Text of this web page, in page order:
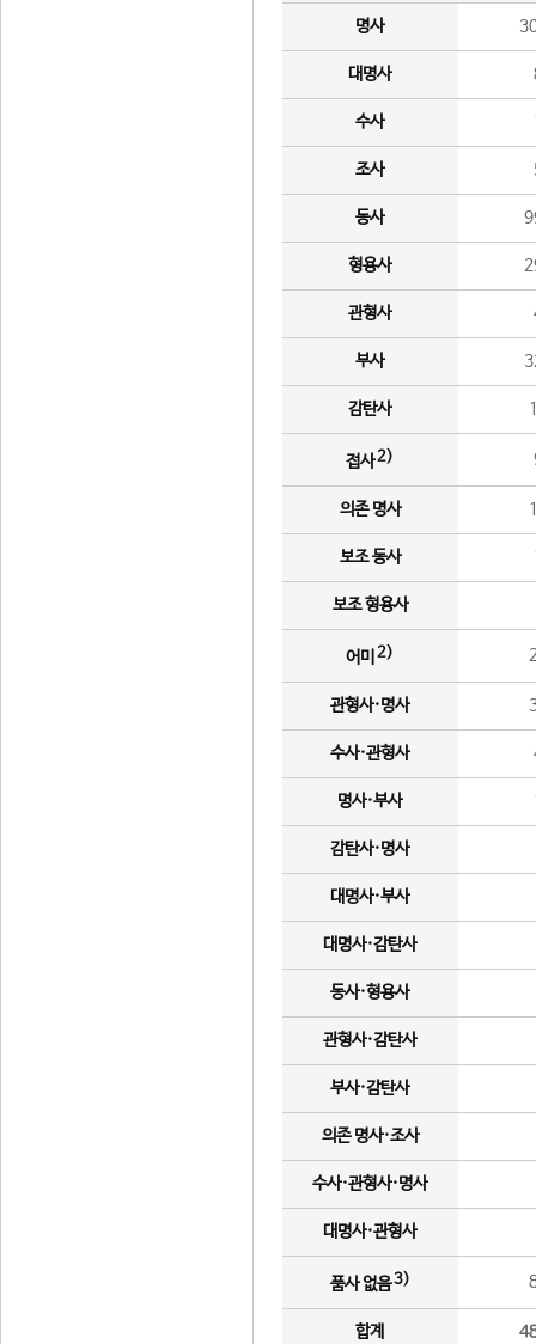
명사
대명사
수사
조사
동사
형용사
관형사
부사
감탄사
접사2)
의존 명사
보조 동사
보조 형용사
어미 2)
관형사·명사
수사·관형사
명사·부사
감탄사·명사
대명사·부사
대명사·감탄사
동사·형용사
관형사·감탄사
부사·감탄사
의존 명사·조사
수사·관형사·명사
대명사·관형사
품사 없음3)
합계